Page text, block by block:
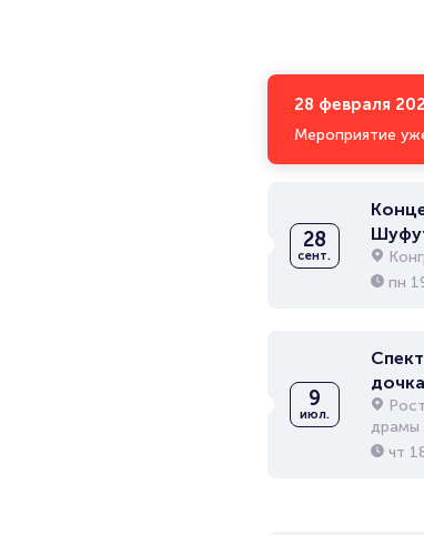
28 февраля
Мероприятие
28
сент.
пн
9
июл.
драмы
чт